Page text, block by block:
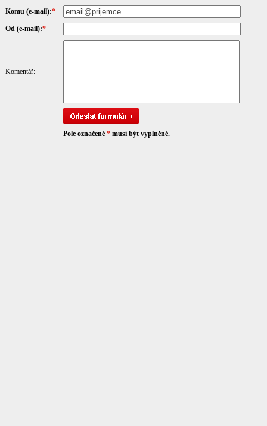
Komu (e-mail):*
Od (e-mail):*
Komentář:
Pole označené * musí být vyplněné.